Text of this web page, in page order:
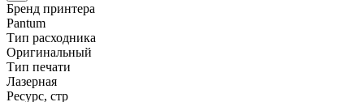
Бренд принтера
Pantum
Тип расходника
Оригинальный
Тип печати
Лазерная
Ресурс, стр